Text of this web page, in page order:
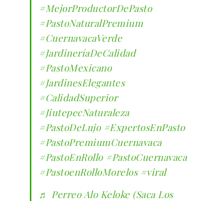
#MejorProductorDePasto
#PastoNaturalPremium
#CuernavacaVerde
#JardineríaDeCalidad
#PastoMexicano
#JardinesElegantes
#CalidadSuperior
#JiutepecNaturaleza
#PastoDeLujo #ExpertosEnPasto
#PastoPremiumCuernavaca
#PastoEnRollo #PastoCuernavaca
#PastoenRolloMorelos #viral
♬ Perreo Alo Keloke (Saca Los